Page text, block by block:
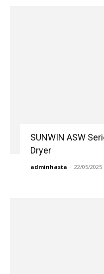
SUNWIN ASW
Dryer
adminhasta - 22/05/2025